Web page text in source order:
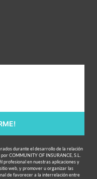
durante el desarrollo de la relación
COMMUNITY OF INSURANCE, S.L.
profesional en nuestras aplicaciones y
web, y promover u organizar las
de favorecer a la interrelación entre